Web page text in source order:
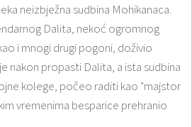
neizbježna sudbina Mohikanaca.
Dalita, nekoć ogromnog
i mnogi drugi pogoni, doživio
nakon propasti Dalita, a ista sudbina
kolege, počeo raditi kao "majstor
vremenima besparice prehranio